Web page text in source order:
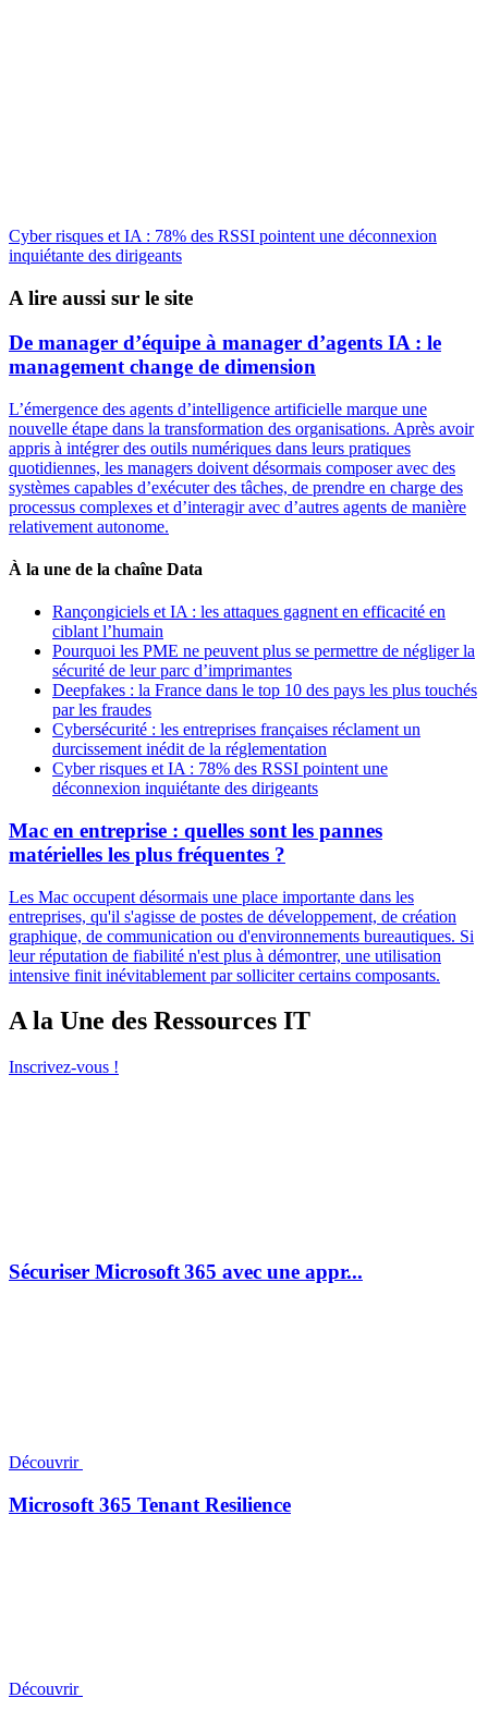
Cyber risques et IA : 78% des RSSI pointent une déconnexion
inquiétante des dirigeants
A lire aussi sur le site
De manager d’équipe à manager d’agents IA : le
management change de dimension
L’émergence des agents d’intelligence artificielle marque une
nouvelle étape dans la transformation des organisations. Après avoir
appris à intégrer des outils numériques dans leurs pratiques
quotidiennes, les managers doivent désormais composer avec des
systèmes capables d’exécuter des tâches, de prendre en charge des
processus complexes et d’interagir avec d’autres agents de manière
relativement autonome.
À la une de la chaîne Data
Rançongiciels et IA : les attaques gagnent en efficacité en
ciblant l’humain
Pourquoi les PME ne peuvent plus se permettre de négliger la
sécurité de leur parc d’imprimantes
Deepfakes : la France dans le top 10 des pays les plus touchés
par les fraudes
Cybersécurité : les entreprises françaises réclament un
durcissement inédit de la réglementation
Cyber risques et IA : 78% des RSSI pointent une
déconnexion inquiétante des dirigeants
Mac en entreprise : quelles sont les pannes
matérielles les plus fréquentes ?
Les Mac occupent désormais une place importante dans les
entreprises, qu'il s'agisse de postes de développement, de création
graphique, de communication ou d'environnements bureautiques. Si
leur réputation de fiabilité n'est plus à démontrer, une utilisation
intensive finit inévitablement par solliciter certains composants.
A la Une des Ressources IT
Inscrivez-vous !
Sécuriser Microsoft 365 avec une appr...
Découvrir
Microsoft 365 Tenant Resilience
Découvrir